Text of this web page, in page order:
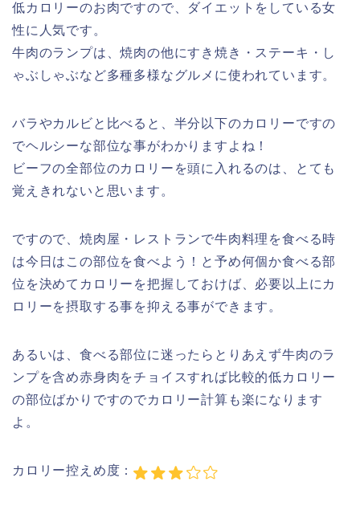
低カロリーのお肉ですので、ダイエットをしている女
性に人気です。
牛肉のランプは、焼肉の他にすき焼き・ステーキ・し
ゃぶしゃぶなど多種多様なグルメに使われています。
バラやカルビと比べると、半分以下のカロリーですの
でヘルシーな部位な事がわかりますよね！
ビーフの全部位のカロリーを頭に入れるのは、とても
覚えきれないと思います。
ですので、焼肉屋・レストランで牛肉料理を食べる時
は今日はこの部位を食べよう！と予め何個か食べる部
位を決めてカロリーを把握しておけば、必要以上にカ
ロリーを摂取する事を抑える事ができます。
あるいは、食べる部位に迷ったらとりあえず牛肉のラ
ンプを含め赤身肉をチョイスすれば比較的低カロリー
の部位ばかりですのでカロリー計算も楽になります
よ。
カロリー控えめ度：